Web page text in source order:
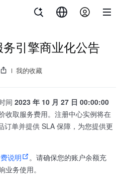
务引擎商业化公告
我的收藏
间 2023 年 10 月 27 日 00:00:00
收取服务费用。注册中心实例将在
订单并提供 SLA 保障，为您提供更
说明
。请确保您的账户余额充
务使用。